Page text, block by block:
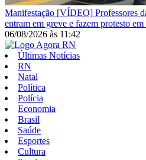
Manifestação [VÍDEO] Professores
entram em greve e fazem protesto
06/08/2026 às 11:42
Últimas Notícias
RN
Natal
Política
Polícia
Economia
Brasil
Saúde
Esportes
Cultura